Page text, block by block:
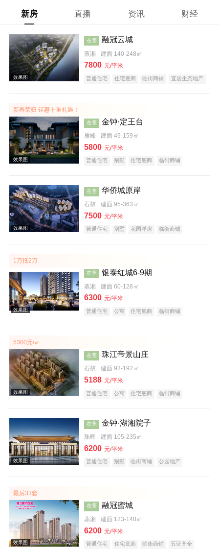
新房 直播 资讯 财经
效果图
在售 融冠云城
蒸湘 建面 140-248㎡
7800 元/平米
普通住宅 住宅底商 临街商铺
宜居生态地产
新春荣归 钜惠十重礼遇！
效果图
在售 金钟·定王台
雁峰 建面 49-159㎡
5800 元/平米
普通住宅 别墅 住宅底商
临街商铺
效果图
在售 华侨城原岸
石鼓 建面 95-363㎡
7500 元/平米
普通住宅 别墅 花园洋房
临街商铺
1万抵2万
在售 银泰红城6-9期
蒸湘 建面 60-128㎡
6300 元/平米
普通住宅 公寓 住宅底商
临街商铺
5300元/㎡
在售 珠江帝景山庄
石鼓 建面 93-192㎡
5188 元/平米
普通住宅 公寓 住宅底商
临街商铺
在售 金钟·湖湘院子
珠晖 建面 105-235㎡
6200 元/平米
普通住宅 别墅 临街商铺
公园地产
最后33套
在售 融冠蜜城
蒸湘 建面 123-140㎡
6200 元/平米
普通住宅 住宅底商 临街商铺 五证齐全